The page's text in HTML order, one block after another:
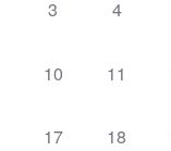
0
3
0
4
0
10
0
11
0
17
0
18